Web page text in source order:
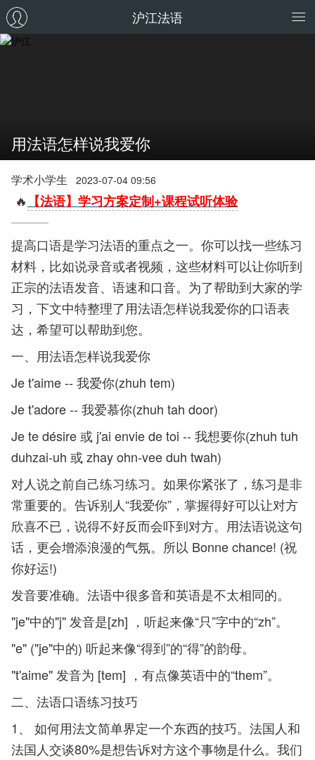
沪江法语
用法语怎样说我爱你
学术小学生 2023-07-04 09:56
🔥 【法语】学习方案定制+课程试听体验
提高口语是学习法语的重点之一。你可以找一些练习
材料，比如说录音或者视频，这些材料可以让你听到
正宗的法语发音、语速和口音。为了帮助到大家的学
习，下文中特整理了用法语怎样说我爱你的口语表
达，希望可以帮助到您。
一、用法语怎样说我爱你
Je t'aime -- 我爱你(zhuh tem)
Je t'adore -- 我爱慕你(zhuh tah door)
Je te désire 或 j'ai envie de toi -- 我想要你(zhuh tuh
duhzai-uh 或 zhay ohn-vee duh twah)
对人说之前自己练习练习。如果你紧张了，练习是非
常重要的。告诉别人“我爱你”，掌握得好可以让对方
欣喜不已，说得不好反而会吓到对方。用法语说这句
话，更会增添浪漫的气氛。所以 Bonne chance! (祝
你好运!)
发音要准确。法语中很多音和英语是不太相同的。
"je"中的"j" 发音是[zh] ，听起来像“只”字中的“zh”。
"e" ("je"中的) 听起来像“得到”的“得”的韵母。
"t'aime" 发音为 [tem] ，有点像英语中的“them”。
二、法语口语练习技巧
1、 如何用法文简单界定一个东西的技巧。法国人和
法国人交谈80%是想告诉对方这个事物是什么。我们